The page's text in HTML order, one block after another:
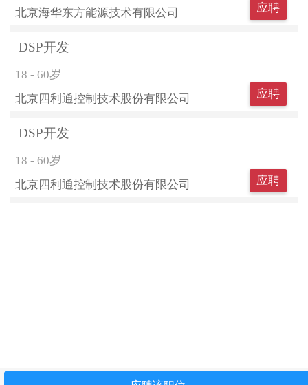
北京海华东方能源技术有限公司
应聘
DSP开发
18 - 60岁
北京四利通控制技术股份有限公司
应聘
DSP开发
18 - 60岁
北京四利通控制技术股份有限公司
应聘